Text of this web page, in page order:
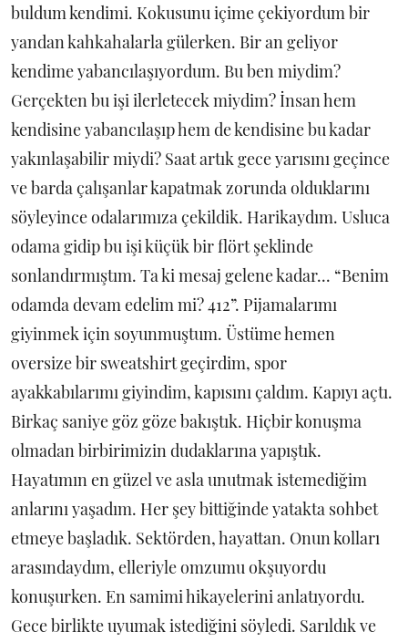
buldum kendimi. Kokusunu içime çekiyordum bir
yandan kahkahalarla gülerken. Bir an geliyor
kendime yabancılaşıyordum. Bu ben miydim?
Gerçekten bu işi ilerletecek miydim? İnsan hem
kendisine yabancılaşıp hem de kendisine bu kadar
yakınlaşabilir miydi? Saat artık gece yarısını geçince
ve barda çalışanlar kapatmak zorunda olduklarını
söyleyince odalarımıza çekildik. Harikaydım. Usluca
odama gidip bu işi küçük bir flört şeklinde
sonlandırmıştım. Ta ki mesaj gelene kadar... “Benim
odamda devam edelim mi? 412”. Pijamalarımı
giyinmek için soyunmuştum. Üstüme hemen
oversize bir sweatshirt geçirdim, spor
ayakkabılarımı giyindim, kapısını çaldım. Kapıyı açtı.
Birkaç saniye göz göze bakıştık. Hiçbir konuşma
olmadan birbirimizin dudaklarına yapıştık.
Hayatımın en güzel ve asla unutmak istemediğim
anlarını yaşadım. Her şey bittiğinde yatakta sohbet
etmeye başladık. Sektörden, hayattan. Onun kolları
arasındaydım, elleriyle omzumu okşuyordu
konuşurken. En samimi hikayelerini anlatıyordu.
Gece birlikte uyumak istediğini söyledi. Sarıldık ve